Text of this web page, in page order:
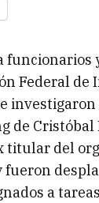
funcionarios
Federal de
de Cristóbal
titular del
fueron
a